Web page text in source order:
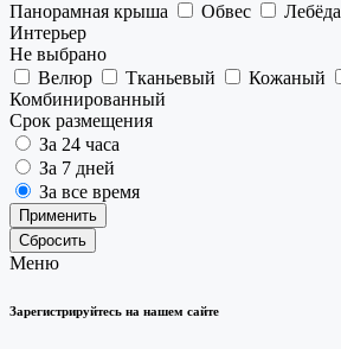
Панорамная крыша
Обвес Лебёда
Интерьер
Не выбрано
Велюр
Тканьевый Кожаный
Комбинированный
Срок размещения
За 24 часа
За 7 дней
За все время
Применить
Сбросить
Меню
Зарегистрируйтесь на нашем сайте